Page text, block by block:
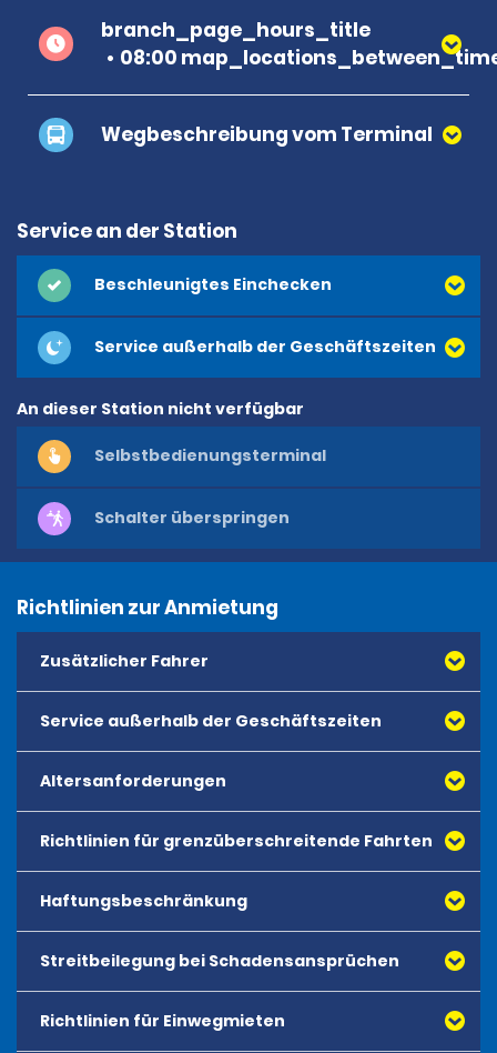
branch_page_hours_title
08:00
Wegbeschreibung vom Terminal
Service an der Station
Beschleunigtes Einchecken
Service außerhalb der Geschäftszeiten
An dieser Station nicht verfügbar
Selbstbedienungsterminal
Schalter überspringen
Richtlinien zur Anmietung
Zusätzlicher Fahrer
Service außerhalb der Geschäftszeiten
Altersanforderungen
Richtlinien für grenzüberschreitende Fahrten
Haftungsbeschränkung
Streitbeilegung bei Schadensansprüchen
Richtlinien für Einwegmieten